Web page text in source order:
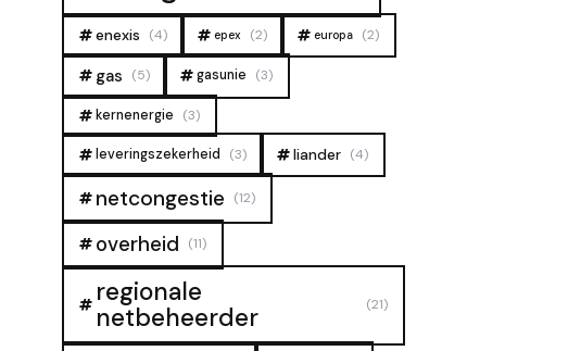
enexis (4) epex (2) europa (2)
gas (5) gasunie (3)
kernenergie (3)
leveringszekerheid (3) liander (4)
netcongestie (12)
overheid (11)
regionale
netbeheerder
(21)